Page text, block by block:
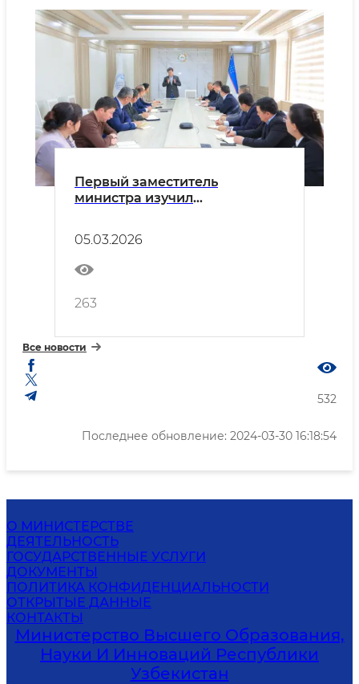
Первый заместитель
министра изучил
университета
05.03.2026
263
Все новости
532
Последнее обновление: 2024-03-30 16:18:54
О МИНИСТЕРСТВЕ
ДЕЯТЕЛЬНОСТЬ
ГОСУДАРСТВЕННЫЕ УСЛУГИ
ДОКУМЕНТЫ
ПОЛИТИКА КОНФИДЕНЦИАЛЬНОСТИ
ОТКРЫТЫЕ ДАННЫЕ
КОНТАКТЫ
Министерство Высшего Образования,
Науки И Инноваций Республики
Узбекистан